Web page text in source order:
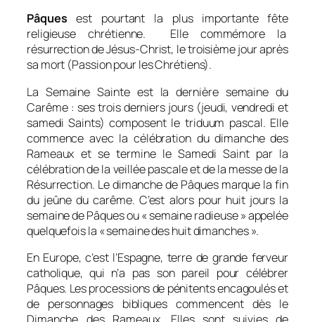
Pâques est pourtant la plus importante fête
religieuse chrétienne.
Elle commémore la
résurrection de Jésus-Christ, le troisième jour après
sa mort (Passion pour les Chrétiens).
La Semaine Sainte est la dernière semaine du
Carême : ses trois derniers jours (jeudi, vendredi et
samedi Saints) composent le triduum pascal. Elle
commence avec la célébration du dimanche des
Rameaux et se termine le Samedi Saint par la
célébration de la veillée pascale et de la messe de la
Résurrection. Le dimanche de Pâques marque la fin
du jeûne du carême. C’est alors pour huit jours la
semaine de Pâques ou « semaine radieuse » appelée
quelquefois la « semaine des huit dimanches ».
En Europe, c’est l’Espagne, terre de grande ferveur
catholique, qui n’a pas son pareil pour célébrer
Pâques. Les processions de pénitents encagoulés et
de personnages bibliques commencent dès le